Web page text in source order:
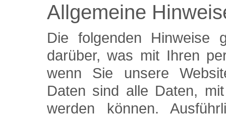
Allgemeine
Die folgenden Hinweise
darüber, was mit Ihren
wenn Sie unsere
Daten sind alle Daten,
werden können.